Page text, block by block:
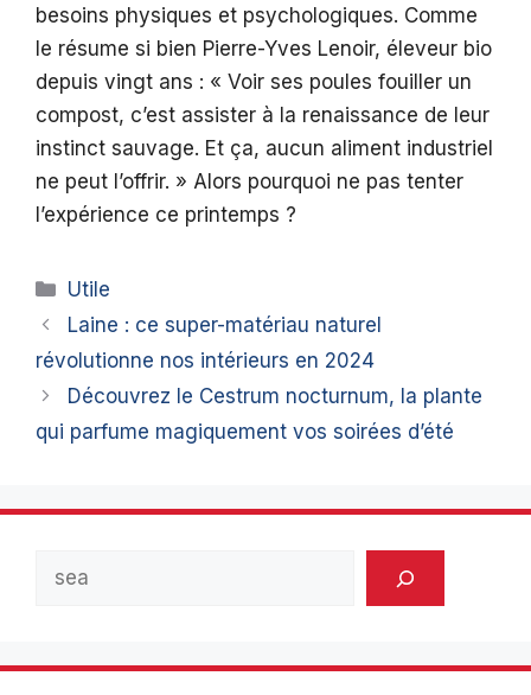
besoins physiques et psychologiques. Comme
le résume si bien Pierre-Yves Lenoir, éleveur bio
depuis vingt ans : « Voir ses poules fouiller un
compost, c’est assister à la renaissance de leur
instinct sauvage. Et ça, aucun aliment industriel
ne peut l’offrir. » Alors pourquoi ne pas tenter
l’expérience ce printemps ?
Catégories
Utile
Laine : ce super-matériau naturel
révolutionne nos intérieurs en 2024
Découvrez le Cestrum nocturnum, la plante
qui parfume magiquement vos soirées d’été